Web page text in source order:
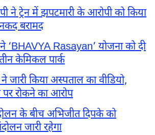
ने ट्रेन में झपटमारी के आरोपी को किया
बरामद
‘BHAVYA Rasayan’ योजना को दी
केमिकल पार्क
जारी किया अस्पताल का वीडियो,
रोकने का आरोप
के बीच अभिजीत दिपके को
जारी रहेगा